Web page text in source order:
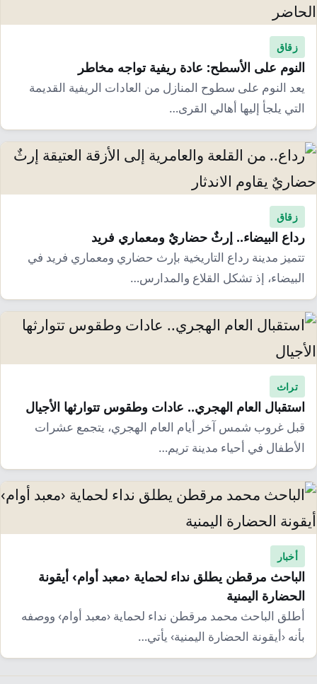
قضايا
معيشة
قصة
انفوجرافيك
قصص رقمية
تقارير صور
فيديو
زقاق
النوم على الأسطح: عادة ريفية تواجه مخاطر
يعد النوم على سطوح المنازل من العادات الريفية القديمة
التي يلجأ إليها أهالي القرى…
زقاق
رداع البيضاء.. إرثٌ حضاريٌ ومعماري فريد
تتميز مدينة رداع التاريخية بإرث حضاري ومعماري فريد في
البيضاء، إذ تشكل القلاع والمدارس…
تراث
استقبال العام الهجري.. عادات وطقوس تتوارثها الأجيال
قبل غروب شمس آخر أيام العام الهجري، يتجمع عشرات
الأطفال في أحياء مدينة تريم…
أخبار
الباحث مرقطن يطلق نداء لحماية ‹معبد أوام› أيقونة
الحضارة اليمنية
أطلق الباحث محمد مرقطن نداء لحماية ‹معبد أوام› ووصفه
بأنه ‹أيقونة الحضارة اليمنية› يأتي…